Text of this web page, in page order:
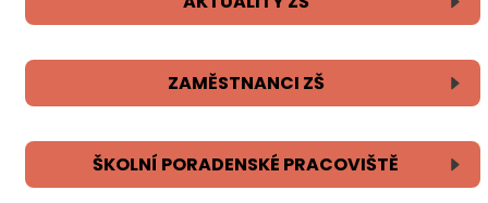
ZAMĚSTNANCI ZŠ
ŠKOLNÍ PORADENSKÉ PRACOVIŠTĚ